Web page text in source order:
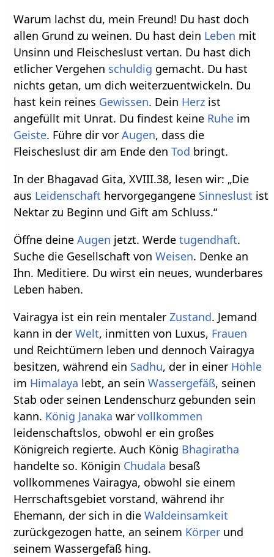
Warum lachst du, mein Freund! Du hast doch
allen Grund zu weinen. Du hast dein Leben mit
Unsinn und Fleischeslust vertan. Du hast dich
etlicher Vergehen schuldig gemacht. Du hast
nichts getan, um dich weiterzuentwickeln. Du
hast kein reines Gewissen. Dein Herz ist
angefüllt mit Unrat. Du findest keine Ruhe im
Geiste. Führe dir vorAugen, dass die
Fleischeslust dir am Ende denTod bringt.
In der Bhagavad Gita, XVIII.38, lesen wir: „Die
aus Leidenschaft hervorgegangene Sinneslust ist
Nektar zu Beginn und Gift am Schluss.“
Öffne deineAugen jetzt. Werdetugendhaft.
Suche die Gesellschaft vonWeisen. Denke an
Ihn. Meditiere. Du wirst ein neues, wunderbares
Leben haben.
Vairagya ist ein rein mentalerZustand. Jemand
kann in derWelt, inmitten von Luxus, Frauen
und Reichtümern leben und dennoch Vairagya
besitzen, während ein Sadhu, der in einer Höhle
im Himalaya lebt, an seinWassergefäß, seinen
Stab oder seinen Lendenschurz gebunden sein
kann. König Janaka warvollkommen
leidenschaftslos, obwohl er ein großes
Königreich regierte. Auch König Bhagiratha
handelte so. Königin Chudala besaß
vollkommenes Vairagya, obwohl sie einem
Herrschaftsgebiet vorstand, während ihr
Ehemann, der sich in dieWaldeinsamkeit
zurückgezogen hatte, an seinem Körper und
seinem Wassergefäß hing.